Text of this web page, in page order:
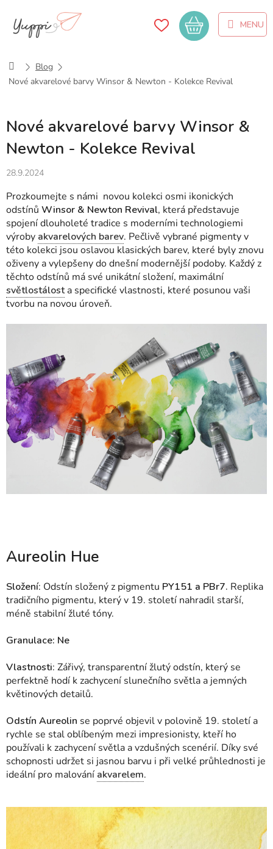
obsah
Nákupní
košík
DomůBlog
Nové akvarelové barvy Winsor & Newton - Kolekce Revival
Nové akvarelové barvy Winsor &
Newton - Kolekce Revival
28.9.2024
Prozkoumejte s námi novou kolekci osmi ikonických
odstínů Winsor & Newton Revival, která představuje
spojení dlouholeté tradice s moderními technologiemi
výroby akvarelových barev. Pečlivě vybrané pigmenty v
této kolekci jsou oslavou klasických barev, které byly znovu
oživeny a vylepšeny do dnešní modernější podoby. Každý z
těchto odstínů má své unikátní složení, maximální
světlostálosta specifické vlastnosti, které posunou vaši
tvorbu na novou úroveň.
Aureolin Hue
Složení: Odstín složený z pigmentu PY151 a PBr7. Replika
tradičního pigmentu, který v 19. století nahradil starší,
méně stabilní žluté tóny.
Granulace: Ne
Vlastnosti: Zářivý, transparentní žlutý odstín, který se
perfektně hodí k zachycení slunečního světla a jemných
květinových detailů.
Odstín Aureolin se poprvé objevil v polovině 19. století a
rychle se stal oblíbeným mezi impresionisty, kteří ho
používali k zachycení světla a vzdušných scenérií. Díky své
schopnosti udržet si jasnou barvu i při velké průhlednosti je
ideální pro malování akvarelem.